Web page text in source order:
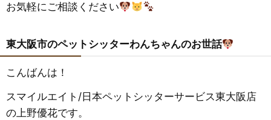
お気軽にご相談ください
東大阪市のペットシッターわんちゃんのお世話
こんばんは！
スマイルエイト/日本ペットシッターサービス東大阪店
の上野優花です。